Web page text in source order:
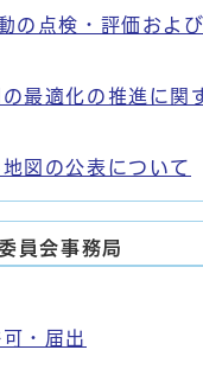
の点検・評価およ
最適化の推進に関
図の公表について
員会事務局
・届出